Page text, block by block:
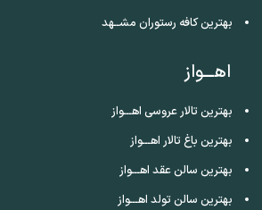
بهترین کافه رستوران مشــهد
اهـــواز
بهترین تالار عروسی اهـــواز
بهترین باغ تالار اهـــواز
بهترین سالن عقد اهـــواز
بهترین سالن تولد اهـــواز